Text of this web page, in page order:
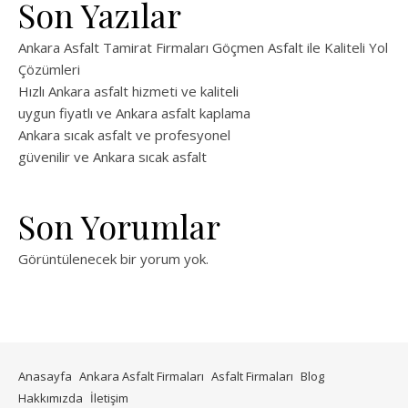
Son Yazılar
Ankara Asfalt Tamirat Firmaları Göçmen Asfalt ile Kaliteli Yol
Çözümleri
Hızlı Ankara asfalt hizmeti ve kaliteli
uygun fiyatlı ve Ankara asfalt kaplama
Ankara sıcak asfalt ve profesyonel
güvenilir ve Ankara sıcak asfalt
Son Yorumlar
Görüntülenecek bir yorum yok.
Anasayfa Ankara Asfalt Firmaları Asfalt Firmaları Blog
Hakkımızda İletişim